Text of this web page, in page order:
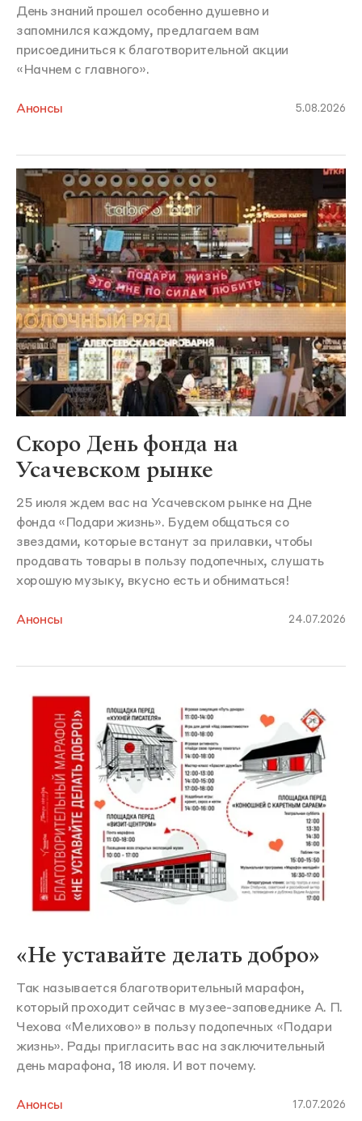
День знаний прошел особенно душевно и
запомнился каждому, предлагаем вам
присоединиться к благотворительной акции
«Начнем с главного».
Анонсы 5.08.2026
Скоро День фонда на
Усачевском рынке
25 июля ждем вас на Усачевском рынке на Дне
фонда «Подари жизнь». Будем общаться со
звездами, которые встанут за прилавки, чтобы
продавать товары в пользу подопечных, слушать
хорошую музыку, вкусно есть и обниматься!
Анонсы 24.07.2026
«Не уставайте делать добро»
Так называется благотворительный марафон,
который проходит сейчас в музее-заповеднике А. П.
Чехова «Мелихово» в пользу подопечных «Подари
жизнь». Рады пригласить вас на заключительный
день марафона, 18 июля. И вот почему.
Анонсы 17.07.2026